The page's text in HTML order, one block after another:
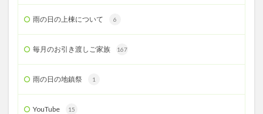
雨の日の上棟について 6
毎月のお引き渡しご家族 167
雨の日の地鎮祭 1
YouTube 15